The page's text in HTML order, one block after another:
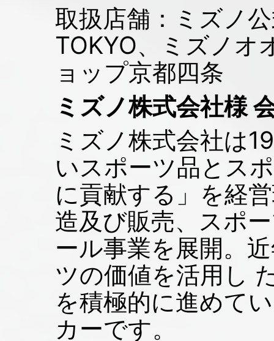
取扱店舗：ミズノ
TOKYO、ミズノオ
ョップ京都四条
ミズノ株式会社様
ミズノ株式会社は
いスポーツ品とス
に貢献する」を経
造及び販売、スポ
ール事業を展開。
ツの価値を活用し
を積極的に進めて
カーです。